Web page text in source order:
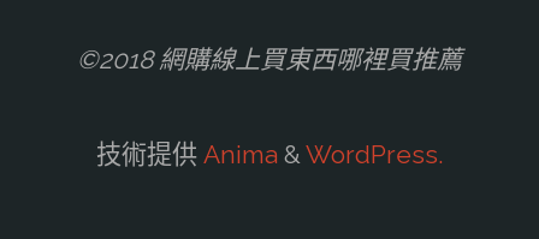
©2018 網購線上買東西哪裡買推薦
技術提供Anima&WordPress.